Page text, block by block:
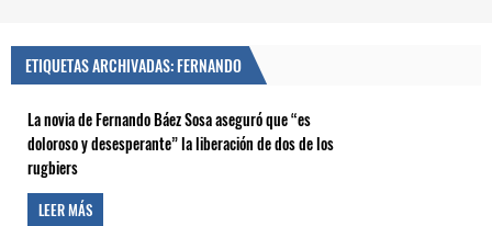
ETIQUETAS ARCHIVADAS: FERNANDO
La novia de Fernando Báez Sosa aseguró que “es
doloroso y desesperante” la liberación de dos de los
rugbiers
LEER MÁS